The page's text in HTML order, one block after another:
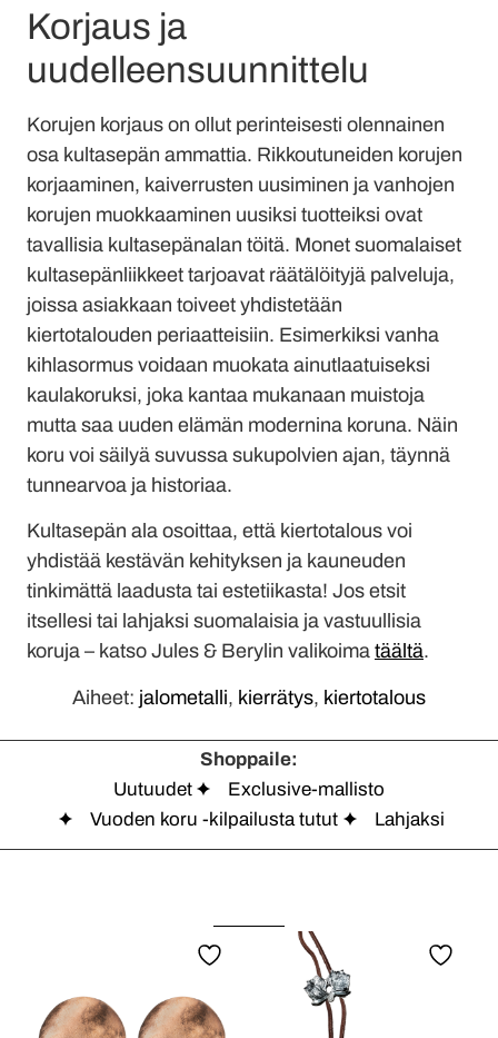
Korjaus ja
uudelleensuunnittelu
Korujen korjaus on ollut perinteisesti olennainen
osa kultasepän ammattia. Rikkoutuneiden korujen
korjaaminen, kaiverrusten uusiminen ja vanhojen
korujen muokkaaminen uusiksi tuotteiksi ovat
tavallisia kultasepänalan töitä. Monet suomalaiset
kultasepänliikkeet tarjoavat räätälöityjä palveluja,
joissa asiakkaan toiveet yhdistetään
kiertotalouden periaatteisiin. Esimerkiksi vanha
kihlasormus voidaan muokata ainutlaatuiseksi
kaulakoruksi, joka kantaa mukanaan muistoja
mutta saa uuden elämän modernina koruna. Näin
koru voi säilyä suvussa sukupolvien ajan, täynnä
tunnearvoa ja historiaa.
Kultasepän ala osoittaa, että kiertotalous voi
yhdistää kestävän kehityksen ja kauneuden
tinkimättä laadusta tai estetiikasta! Jos etsit
itsellesi tai lahjaksi suomalaisia ja vastuullisia
koruja – katso Jules & Berylin valikoima täältä.
Aiheet: jalometalli, kierrätys, kiertotalous
Shoppaile:
Uutuudet
Exclusive-mallisto
Vuoden koru -kilpailusta tutut
Lahjaksi